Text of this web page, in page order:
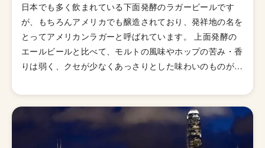
庭料理や屋台料理を中心としたビールに合う個性豊かな香
港料理が提供されています。 赤坂駅から徒歩約1分の場所
にある「Carbon Brews Tokyo」は、香港トラムを象徴す
るノスタルジックなグリーンとグレーで統一された温かみ
のある空間で、カウンターやテーブル席が用意されていま
日本でも多く飲まれている下面発酵のラガービールです
が、もちろんアメリカでも醸造されており、発祥地の名を
とってアメリカンラガーと呼ばれています。 上面発酵の
エールビールと比べて、モルトの風味やホップの苦み・香
りは弱く、クセが少なくあっさりとした味わいのものが多
むことができます。麦芽以外にとうもろこしやお米などの
原料を一緒に使っており、軽い口当たりやほんのりと感じ
る甘みを作り出しています。 軽やかな口当たりとキレの
あるのどごしで、夏にキーンと冷やして飲みたいビアスタ